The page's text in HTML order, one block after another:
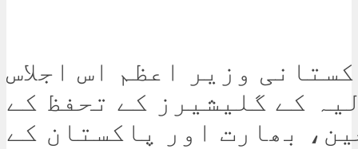
وزیر اعظم اس اجلاس
کے گلیشیرز کے تحفظ کے
بھارت اور پاکستان کے